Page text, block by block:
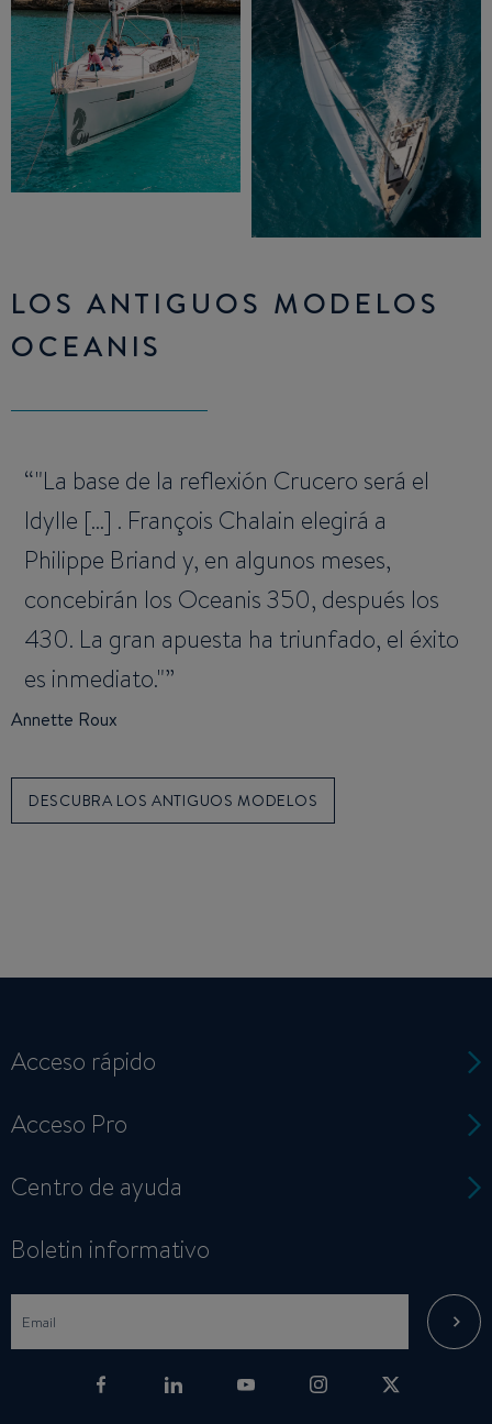
LOS ANTIGUOS MODELOS
OCEANIS
"La base de la reflexión Crucero será el
Idylle [...] . François Chalain elegirá a
Philippe Briand y, en algunos meses,
concebirán los Oceanis 350, después los
430. La gran apuesta ha triunfado, el éxito
es inmediato."
Annette Roux
DESCUBRA LOS ANTIGUOS MODELOS
Acceso rápido
Acceso Pro
Centro de ayuda
Boletin informativo